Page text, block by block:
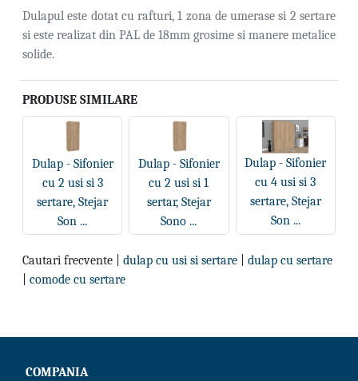
Dulapul este dotat cu rafturi, 1 zona de umerase si 2 sertare
si este realizat din PAL de 18mm grosime si manere metalice
solide.
PRODUSE SIMILARE
Dulap - Sifonier
cu 2 usi si 3
sertare, Stejar
Son ...
Dulap - Sifonier
cu 2 usi si 1
sertar, Stejar
Sono ...
Dulap - Sifonier
cu 4 usi si 3
sertare, Stejar
Son ...
Cautari frecvente | dulap cu usi si sertare
dulap cu sertare
comode cu sertare
COMPANIA